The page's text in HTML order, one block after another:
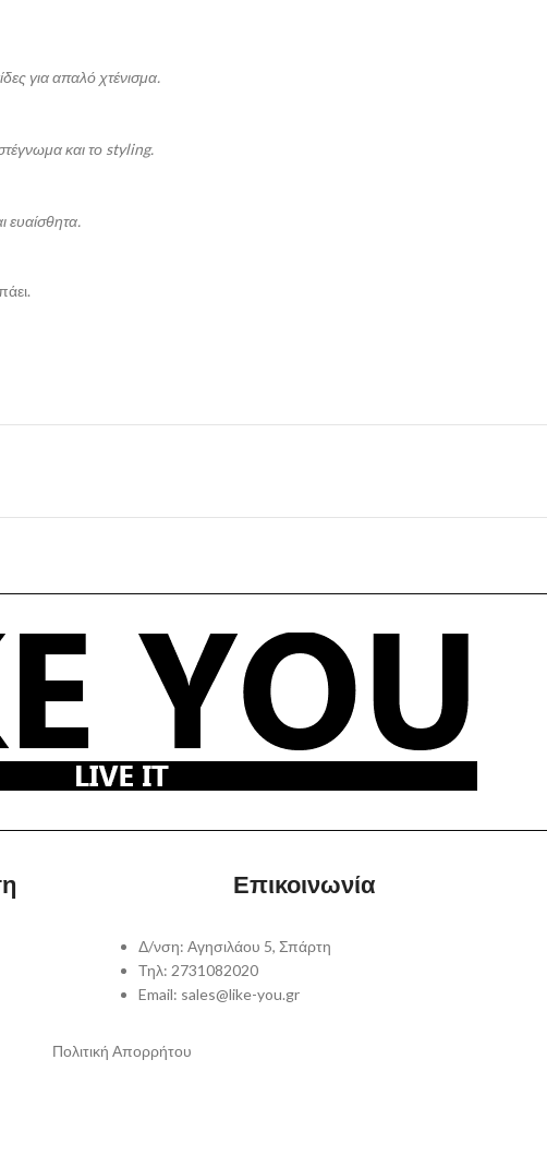
για απαλό χτένισμα.
και το styling.
ευαίσθητα.
Επικοινωνία
Δ/νση: Αγησιλάου 5, Σπάρτη
Τηλ: 2731082020
Email: sales@like-you.gr
Πολιτική Απορρήτου